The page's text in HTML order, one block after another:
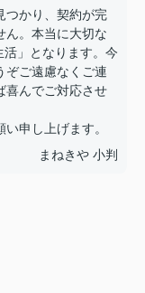
つかり、契約が完
ん。本当に大切な
」となります。今
ぞご遠慮なくご連
喜んでご対応させ
申し上げます。
まねきや 小判